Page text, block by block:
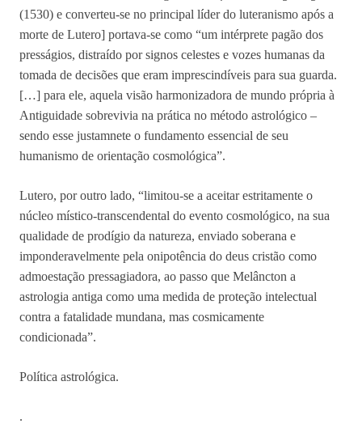
(1530) e converteu-se no principal líder do luteranismo após a
morte de Lutero] portava-se como “um intérprete pagão dos
presságios, distraído por signos celestes e vozes humanas da
tomada de decisões que eram imprescindíveis para sua guarda.
[…] para ele, aquela visão harmonizadora de mundo própria à
Antiguidade sobrevivia na prática no método astrológico –
sendo esse justamnete o fundamento essencial de seu
humanismo de orientação cosmológica”.
Lutero, por outro lado, “limitou-se a aceitar estritamente o
núcleo místico-transcendental do evento cosmológico, na sua
qualidade de prodígio da natureza, enviado soberana e
imponderavelmente pela onipotência do deus cristão como
admoestação pressagiadora, ao passo que Melâncton a
astrologia antiga como uma medida de proteção intelectual
contra a fatalidade mundana, mas cosmicamente
condicionada”.
Política astrológica.
.